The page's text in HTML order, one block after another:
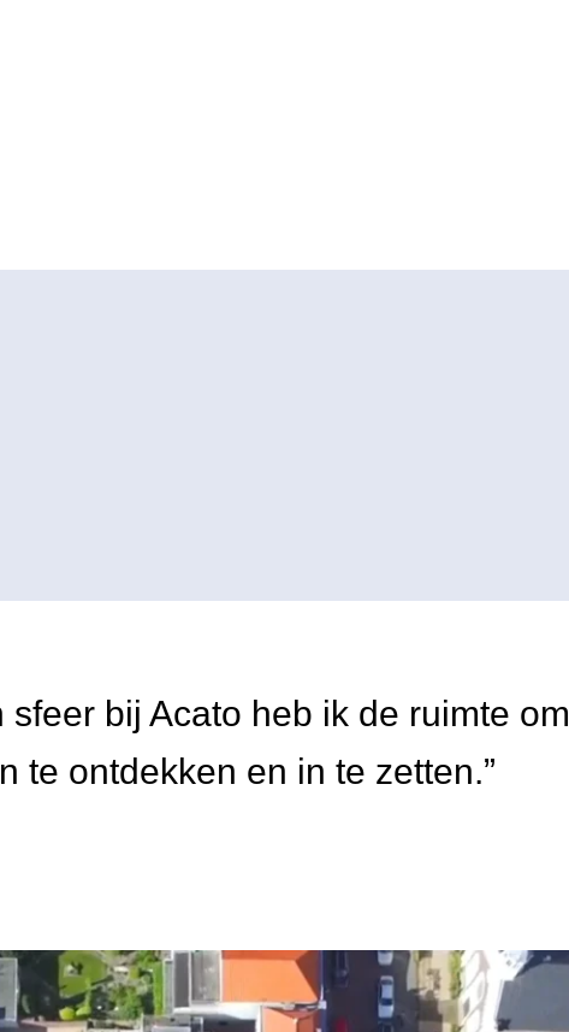
sfeer bij Acato heb ik de ruimte om
te ontdekken en in te zetten.”